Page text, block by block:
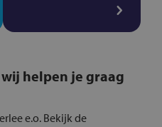
helpen je graag
e.o. Bekijk de